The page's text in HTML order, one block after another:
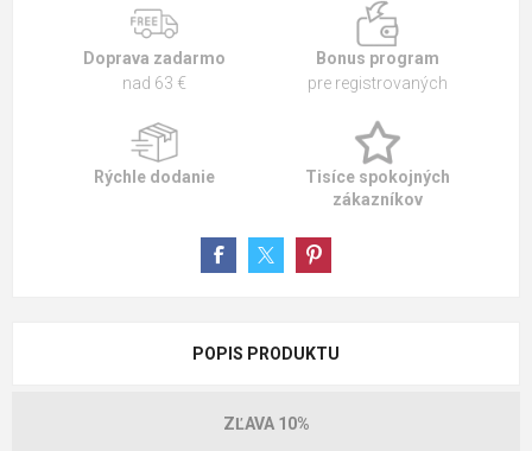
Doprava zadarmo
nad 63 €
Bonus program
pre registrovaných
Rýchle dodanie
Tisíce spokojných
zákazníkov
POPIS PRODUKTU
ZĽAVA 10%